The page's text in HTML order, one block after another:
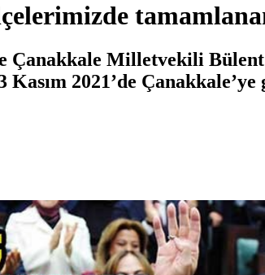
Milletvekili Bülent
2021’de